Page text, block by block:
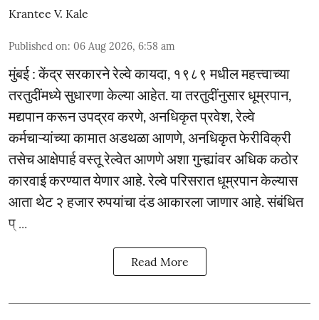
Krantee V. Kale
Published on: 06 Aug 2026, 6:58 am
मुंबई : केंद्र सरकारने रेल्वे कायदा, १९८९ मधील महत्त्वाच्या
तरतुदींमध्ये सुधारणा केल्या आहेत. या तरतुदींनुसार धूम्रपान,
मद्यपान करून उपद्रव करणे, अनधिकृत प्रवेश, रेल्वे
कर्मचाऱ्यांच्या कामात अडथळा आणणे, अनधिकृत फेरीविक्री
तसेच आक्षेपार्ह वस्तू रेल्वेत आणणे अशा गुन्ह्यांवर अधिक कठोर
कारवाई करण्यात येणार आहे. रेल्वे परिसरात धूम्रपान केल्यास
आता थेट २ हजार रुपयांचा दंड आकारला जाणार आहे. संबंधित
प् ...
Read More